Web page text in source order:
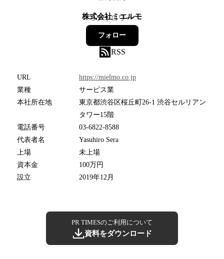
株式会社ミエルモ
3フォロワー
フォロー
RSS
URL
https://mielmo.co.jp
業種
サービス業
本社所在地
東京都渋谷区桜丘町26-1 渋谷セルリアン
タワー15階
電話番号
03-6822-8588
代表者名
Yasuhiro Sera
上場
未上場
資本金
100万円
設立
2019年12月
PR TIMESのご利用について
資料をダウンロード